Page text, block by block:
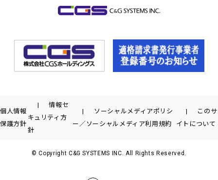
個人情報
保護方針
情報セ
キュリティ方
針
ソーシャルメディアポリシ
ー／ソーシャルメディア利用規約
このサ
イトについて
© Copyright C&G SYSTEMS INC. All Rights Reserved.